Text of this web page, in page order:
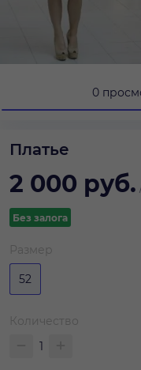
0
Платье
2 000 руб.
Без залога
Размер
52
Количество